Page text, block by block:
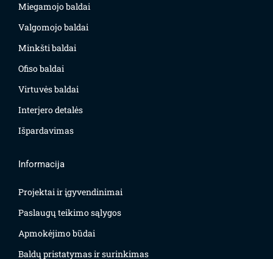
Miegamojo baldai
Valgomojo baldai
Minkšti baldai
Ofiso baldai
Virtuvės baldai
Interjero detalės
Išpardavimas
Informacija
Projektai ir įgyvendinimai
Paslaugų teikimo sąlygos
Apmokėjimo būdai
Baldų pristatymas ir surinkimas